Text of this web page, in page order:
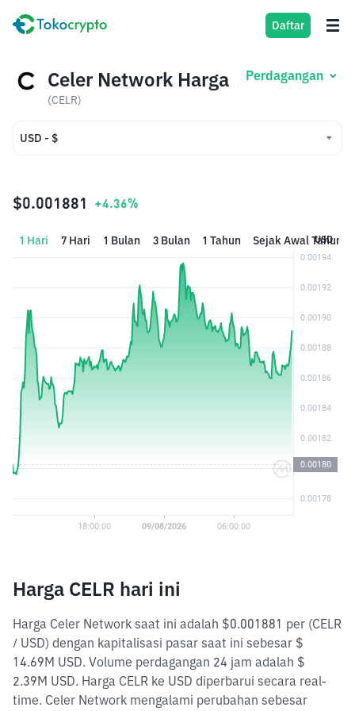
Daftar
Celer Network Harga
(CELR)
Perdagangan
USD - $
IDR - Rp
$0.001881 +4.36%
1 Hari 7 Hari 1 Bulan 3 Bulan 1 Tahun Sejak Awal Tahun
USD
Harga CELR hari ini
Harga Celer Network saat ini adalah $0.001881 per (CELR
/ USD) dengan kapitalisasi pasar saat ini sebesar $
14.69M USD. Volume perdagangan 24 jam adalah $
2.39M USD. Harga CELR ke USD diperbarui secara real-
time. Celer Network mengalami perubahan sebesar